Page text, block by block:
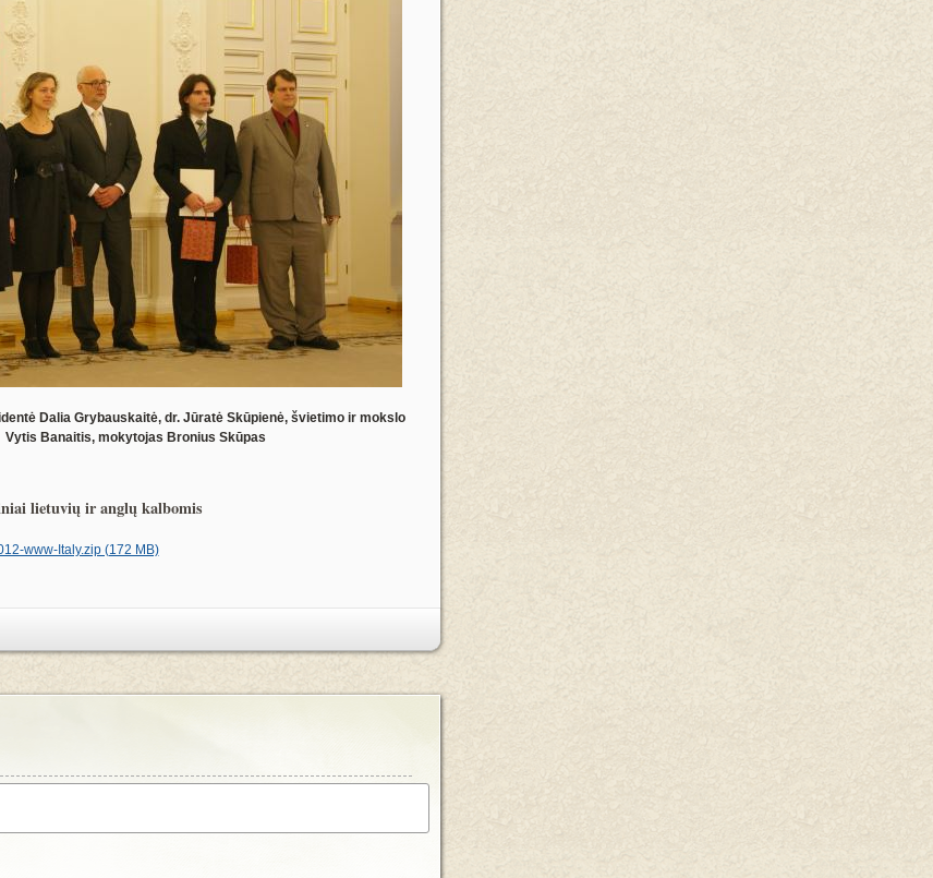
Dalia Grybauskaitė, dr. Jūratė Skūpienė, švietimo ir mokslo
Banaitis, mokytojas Bronius Skūpas
lietuvių ir anglų kalbomis
www-Italy.zip (172 MB)